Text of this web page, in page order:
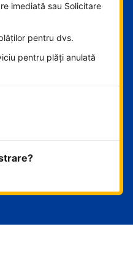
imediată sau Solicitare
pentru dvs.
pentru plăți anulată